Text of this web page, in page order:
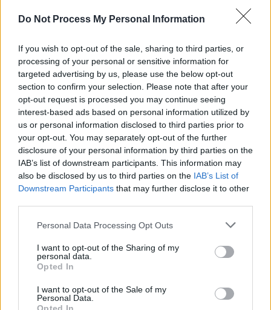
Do Not Process My Personal Information
If you wish to opt-out of the sale, sharing to third parties, or
processing of your personal or sensitive information for
targeted advertising by us, please use the below opt-out
section to confirm your selection. Please note that after your
opt-out request is processed you may continue seeing
interest-based ads based on personal information utilized by
us or personal information disclosed to third parties prior to
your opt-out. You may separately opt-out of the further
disclosure of your personal information by third parties on the
IAB’s list of downstream participants. This information may
also be disclosed by us to third parties on the IAB’s List of
Downstream Participants that may further disclose it to other
Personal Data Processing Opt Outs
I want to opt-out of the Sharing of my
personal data.
Opted In
I want to opt-out of the Sale of my
Personal Data.
News Santé
https://news-sante.fr
ARTICLES CONNEXES PLUS DE L'AUTEUR
Santé
Canicule : les conseils
essentiels des
éviter le danger
Santé
Éclipse du 12 août :
attention à la pénurie de
Santé
Un chewing-gum
révolutionnaire pour
buccal
Populaires
Médicament retiré en urgence pour risques graves et données falsifiées